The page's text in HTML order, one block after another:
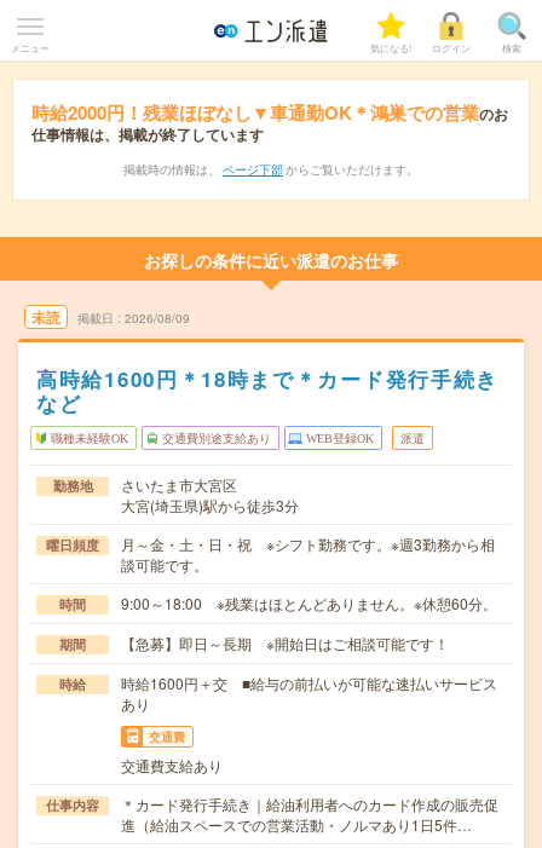
メニュー 気になる! ログイン 検索
時給2000円！残業ほぼなし▼車通勤OK＊鴻巣での営業のお
仕事情報は、掲載が終了しています
掲載時の情報は、 ページ下部 からご覧いただけます。
お探しの条件に近い派遣のお仕事
未読 掲載日 2026/08/09
高時給1600円＊18時まで＊カード発行手続き
など
職種未経験OK 交通費別途支給あり WEB登録OK 派遣
勤務地
さいたま市大宮区
大宮(埼玉県)駅から徒歩3分
曜日頻度
月～金・土・日・祝 ※シフト勤務です。※週3勤務から相
談可能です。
時間 9:00～18:00 ※残業はほとんどありません。※休憩60分。
期間 【急募】即日～長期 ※開始日はご相談可能です！
時給
時給1600円＋交 ■給与の前払いが可能な速払いサービス
あり
交通費
交通費支給あり
仕事内容
＊カード発行手続き｜給油利用者へのカード作成の販売促
進（給油スペースでの営業活動・ノルマあり1日5件…